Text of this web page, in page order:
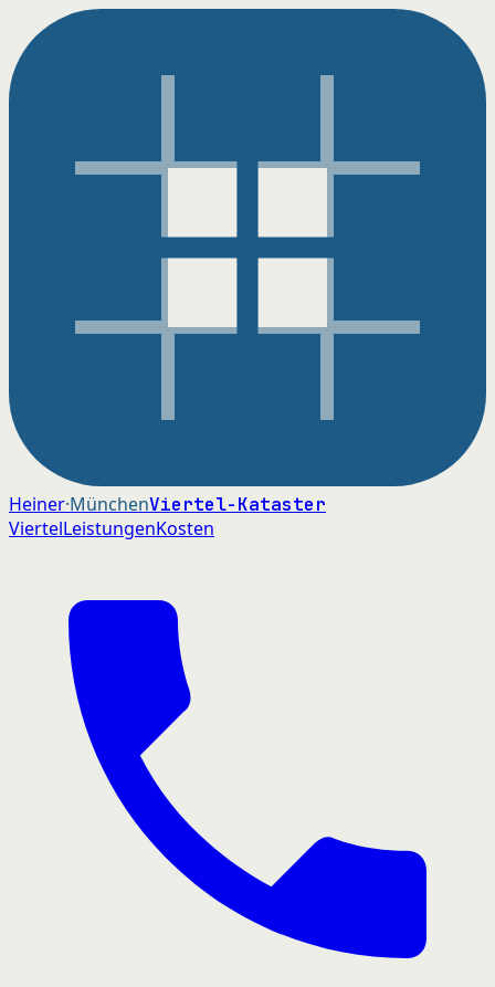
Heiner·MünchenViertel-Kataster
ViertelLeistungenKosten